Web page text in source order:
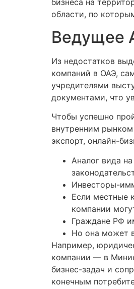
бизнеса на
области, по
Ведущее
Из недостатков
компаний в ОАЭ,
учредителями
документами, что
Чтобы успешно
внутренним
экспорт, онлайн-
Аналог вида
Инвесторы-
Если местные
компании
Граждане РФ
Но она может
Например,
компании — в
бизнес-задач и
конечным